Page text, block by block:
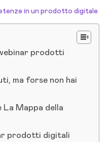
in un prodotto digitale
prodotti
ma forse non hai
Mappa della
prodotti digitali